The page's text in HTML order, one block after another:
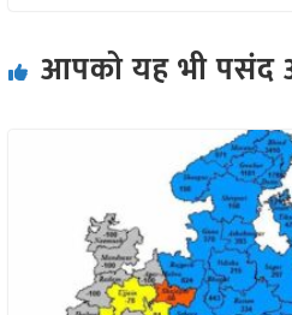
आपको यह भी